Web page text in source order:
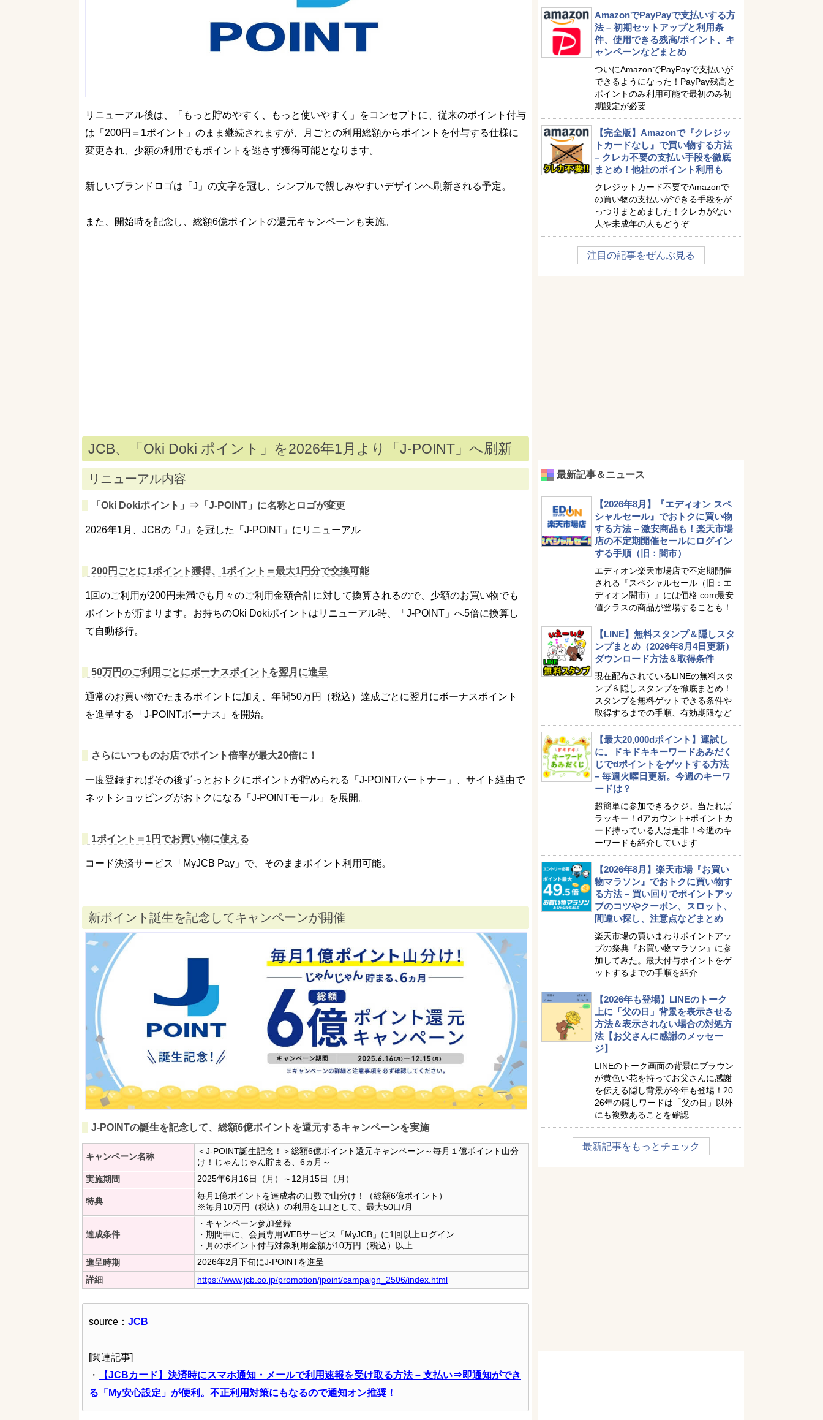
リニューアル後は、「もっと貯めやすく、もっと使いやすく」をコンセプトに、従来のポイント付与
は「200円＝1ポイント」のまま継続されますが、月ごとの利用総額からポイントを付与する仕様に
変更され、少額の利用でもポイントを逃さず獲得可能となります。
新しいブランドロゴは「J」の文字を冠し、シンプルで親しみやすいデザインへ刷新される予定。
また、開始時を記念し、総額6億ポイントの還元キャンペーンも実施。
JCB、「Oki Doki ポイント」を2026年1月より「J‑POINT」へ刷新
リニューアル内容
「Oki Dokiポイント」⇒「J-POINT」に名称とロゴが変更
2026年1月、JCBの「J」を冠した「J-POINT」にリニューアル
200円ごとに1ポイント獲得、1ポイント＝最大1円分で交換可能
1回のご利用が200円未満でも月々のご利用金額合計に対して換算されるので、少額のお買い物でも
ポイントが貯まります。お持ちのOki Dokiポイントはリニューアル時、「J-POINT」へ5倍に換算し
て自動移行。
50万円のご利用ごとにボーナスポイントを翌月に進呈
通常のお買い物でたまるポイントに加え、年間50万円（税込）達成ごとに翌月にボーナスポイント
を進呈する「J-POINTボーナス」を開始。
さらにいつものお店でポイント倍率が最大20倍に！
一度登録すればその後ずっとおトクにポイントが貯められる「J-POINTパートナー」、サイト経由で
ネットショッピングがおトクになる「J-POINTモール」を展開。
1ポイント＝1円でお買い物に使える
コード決済サービス「MyJCB Pay」で、そのままポイント利用可能。
新ポイント誕生を記念してキャンペーンが開催
J-POINTの誕生を記念して、総額6億ポイントを還元するキャンペーンを実施
キャンペーン名称
＜J-POINT誕生記念！＞総額6億ポイント還元キャンペーン～毎月１億ポイント山分
け！じゃんじゃん貯まる、6ヵ月～
実施期間
2025年6月16日（月）～12月15日（月）
特典
毎月1億ポイントを達成者の口数で山分け！（総額6億ポイント）
※毎月10万円（税込）の利用を1口として、最大50口/月
達成条件
・キャンペーン参加登録
・期間中に、会員専用WEBサービス「MyJCB」に1回以上ログイン
・月のポイント付与対象利用金額が10万円（税込）以上
進呈時期
2026年2月下旬にJ-POINTを進呈
詳細
https://www.jcb.co.jp/promotion/jpoint/campaign_2506/index.html
source： JCB
[関連記事]
・
【JCBカード】決済時にスマホ通知・メールで利用速報を受け取る方法 – 支払い⇒即通知ができ
る「My安心設定」が便利。不正利用対策にもなるので通知オン推奨！
AmazonでPayPayで支払いする方
法 – 初期セットアップと利用条
件、使用できる残高/ポイント、キ
ャンペーンなどまとめ
ついにAmazonでPayPayで支払いが
できるようになった！PayPay残高と
ポイントのみ利用可能で最初のみ初
期設定が必要
【完全版】Amazonで『クレジッ
トカードなし』で買い物する方法
– クレカ不要の支払い手段を徹底
まとめ！他社のポイント利用も
クレジットカード不要でAmazonで
の買い物の支払いができる手段をが
っつりまとめました！クレカがない
人や未成年の人もどうぞ
注目の記事をぜんぶ見る
最新記事＆ニュース
【2026年8月】『エディオン スペ
シャルセール』でおトクに買い物
する方法 – 激安商品も！楽天市場
店の不定期開催セールにログイン
する手順（旧：闇市）
エディオン楽天市場店で不定期開催
される『スペシャルセール（旧：エ
ディオン闇市）』には価格.com最安
値クラスの商品が登場することも！
【LINE】無料スタンプ＆隠しスタ
ンプまとめ（2026年8月4日更新）
ダウンロード方法＆取得条件
現在配布されているLINEの無料スタ
ンプ＆隠しスタンプを徹底まとめ！
スタンプを無料ゲットできる条件や
取得するまでの手順、有効期限など
【最大20,000dポイント】運試し
に。ドキドキキーワードあみだく
じでdポイントをゲットする方法
– 毎週火曜日更新。今週のキーワ
ードは？
超簡単に参加できるクジ。当たれば
ラッキー！dアカウント+ポイントカ
ード持っている人は是非！今週のキ
ーワードも紹介しています
【2026年8月】楽天市場『お買い
物マラソン』でおトクに買い物す
る方法 – 買い回りでポイントアッ
プのコツやクーポン、スロット、
間違い探し、注意点などまとめ
楽天市場の買いまわりポイントアッ
プの祭典『お買い物マラソン』に参
加してみた。最大付与ポイントをゲ
ットするまでの手順を紹介
【2026年も登場】LINEのトーク
上に「父の日」背景を表示させる
方法＆表示されない場合の対処方
法【お父さんに感謝のメッセー
ジ】
LINEのトーク画面の背景にブラウン
が黄色い花を持ってお父さんに感謝
を伝える隠し背景が今年も登場！20
26年の隠しワードは「父の日」以外
にも複数あることを確認
最新記事をもっとチェック